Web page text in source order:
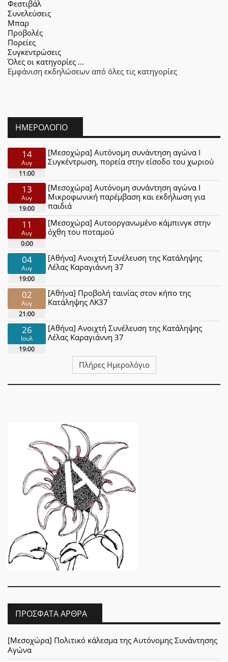
Φεστιβάλ
Συνελεύσεις
Μπαρ
Προβολές
Πορείες
Συγκεντρώσεις
Όλες οι κατηγορίες ...
Εμφάνιση εκδηλώσεων από όλες τις κατηγορίες
ΗΜΕΡΟΛΌΓΙΟ
14
Αυγ
11:00
[Μεσοχώρα] Αυτόνομη συνάντηση αγώνα Ι
Συγκέντρωση, πορεία στην είσοδο του χωριού
13
Αυγ
19:00
[Μεσοχώρα] Αυτόνομη συνάντηση αγώνα Ι
Μικροφωνική παρέμβαση και εκδήλωση για
παιδιά
11
Αυγ
0:00
[Μεσοχώρα] Αυτοοργανωμένο κάμπινγκ στην
όχθη του ποταμού
04
Αυγ
19:00
[Αθήνα] Ανοιχτή Συνέλευση της Κατάληψης
Λέλας Καραγιάννη 37
02
Αυγ
21:00
[Αθήνα] Προβολή ταινίας στον κήπο της
Κατάληψης ΛΚ37
26
Ιουλ
19:00
[Αθήνα] Ανοιχτή Συνέλευση της Κατάληψης
Λέλας Καραγιάννη 37
Πλήρες Ημερολόγιο
ΠΡΌΣΦΑΤΑ ΆΡΘΡΑ
[Μεσοχώρα] Πολιτικό κάλεσμα της Αυτόνομης Συνάντησης
Αγώνα